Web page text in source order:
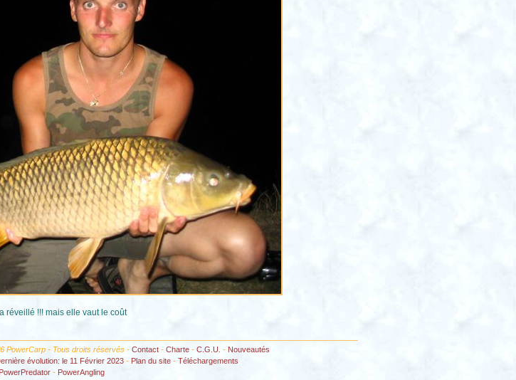
réveillé !!! mais elle vaut le coût
PowerCarp - Tous droits réservés - Contact- Charte- C.G.U. - Nouveautés
évolution: le 11 Février 2023 - Plan du site - Téléchargements
PowerPredator- PowerAngling